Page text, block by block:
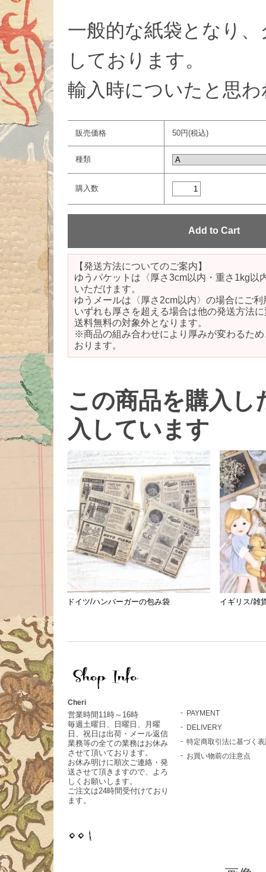
一般的な紙袋となり
しております。
輸入時についたと思
販売価格 50円(税込)
種類
購入数
【発送方法についてのご案内】
ゆうパケットは〈厚さ3cm以内・重さ1kg以
いただけます。
ゆうメールは〈厚さ2cm以内〉の場合にご
いずれも厚さを超える場合は他の発送方法
送料無料の対象外となります。
※商品の組み合わせにより厚みが変わるた
おります。
この商品を購入し
入しています
ドイツ/ハンバーガーの包み袋 イギリス/雑
Cheri
営業時間11時～16時
毎週土曜日、日曜日、月曜
日、祝日は出荷・メール返信
業務等の全ての業務はお休み
させて頂いております。
お休み明けに順次ご連絡・発
送させて頂きますので、よろ
しくお願いします。
ご注文は24時間受付けており
ます。
PAYMENT
DELIVERY
特定商取引法に基づく
お買い物前の注意点